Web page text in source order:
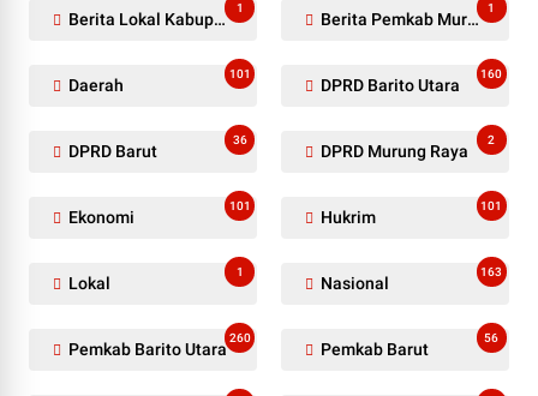
Berita Lokal Kabupaten Barito Utara
1
Berita Pemkab Murung Raya
1
Daerah
101
DPRD Barito Utara
160
DPRD Barut
36
DPRD Murung Raya
2
Ekonomi
101
Hukrim
101
Lokal
1
Nasional
163
Pemkab Barito Utara
260
Pemkab Barut
56